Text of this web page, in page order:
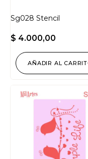
Sg028 Stencil
$ 4.000,00
AÑADIR AL